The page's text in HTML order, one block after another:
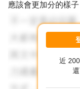
應該會更加分的樣子
近